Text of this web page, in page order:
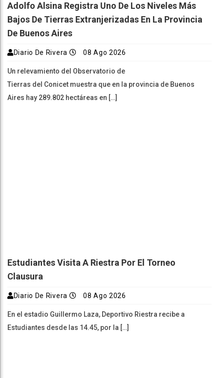
Adolfo Alsina Registra Uno De Los Niveles Más
Bajos De Tierras Extranjerizadas En La Provincia
De Buenos Aires
Diario De Rivera 08 Ago 2026
Un relevamiento del Observatorio de
Tierras del Conicet muestra que en la provincia de Buenos
Aires hay 289.802 hectáreas en […]
Estudiantes Visita A Riestra Por El Torneo
Clausura
Diario De Rivera 08 Ago 2026
En el estadio Guillermo Laza, Deportivo Riestra recibe a
Estudiantes desde las 14.45, por la […]